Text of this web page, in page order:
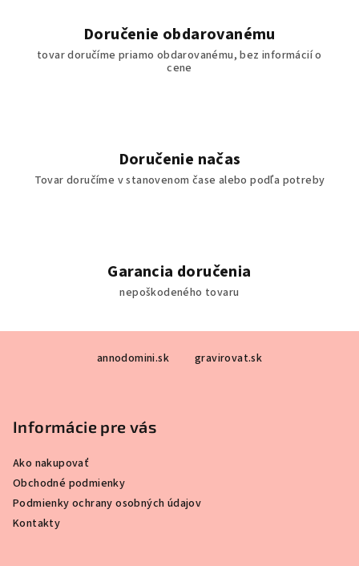
Doručenie obdarovanému
tovar doručíme priamo obdarovanému, bez informácií o
cene
Doručenie načas
Tovar doručíme v stanovenom čase alebo podľa potreby
Garancia doručenia
nepoškodeného tovaru
annodomini.sk gravirovat.sk
Informácie pre vás
Ako nakupovať
Obchodné podmienky
Podmienky ochrany osobných údajov
Kontakty